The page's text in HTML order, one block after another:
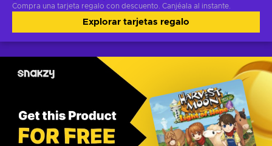
Compra una tarjeta regalo con descuento. Canjéala al instante.
Explorar tarjetas regalo